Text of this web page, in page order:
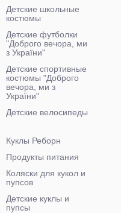
Детские школьные
костюмы
Детские футболки
"Доброго вечора, ми
з України"
Детские спортивные
костюмы "Доброго
вечора, ми з
України"
Детские велосипеды
Куклы Реборн
Продукты питания
Коляски для кукол и
пупсов
Детские куклы и
пупсы